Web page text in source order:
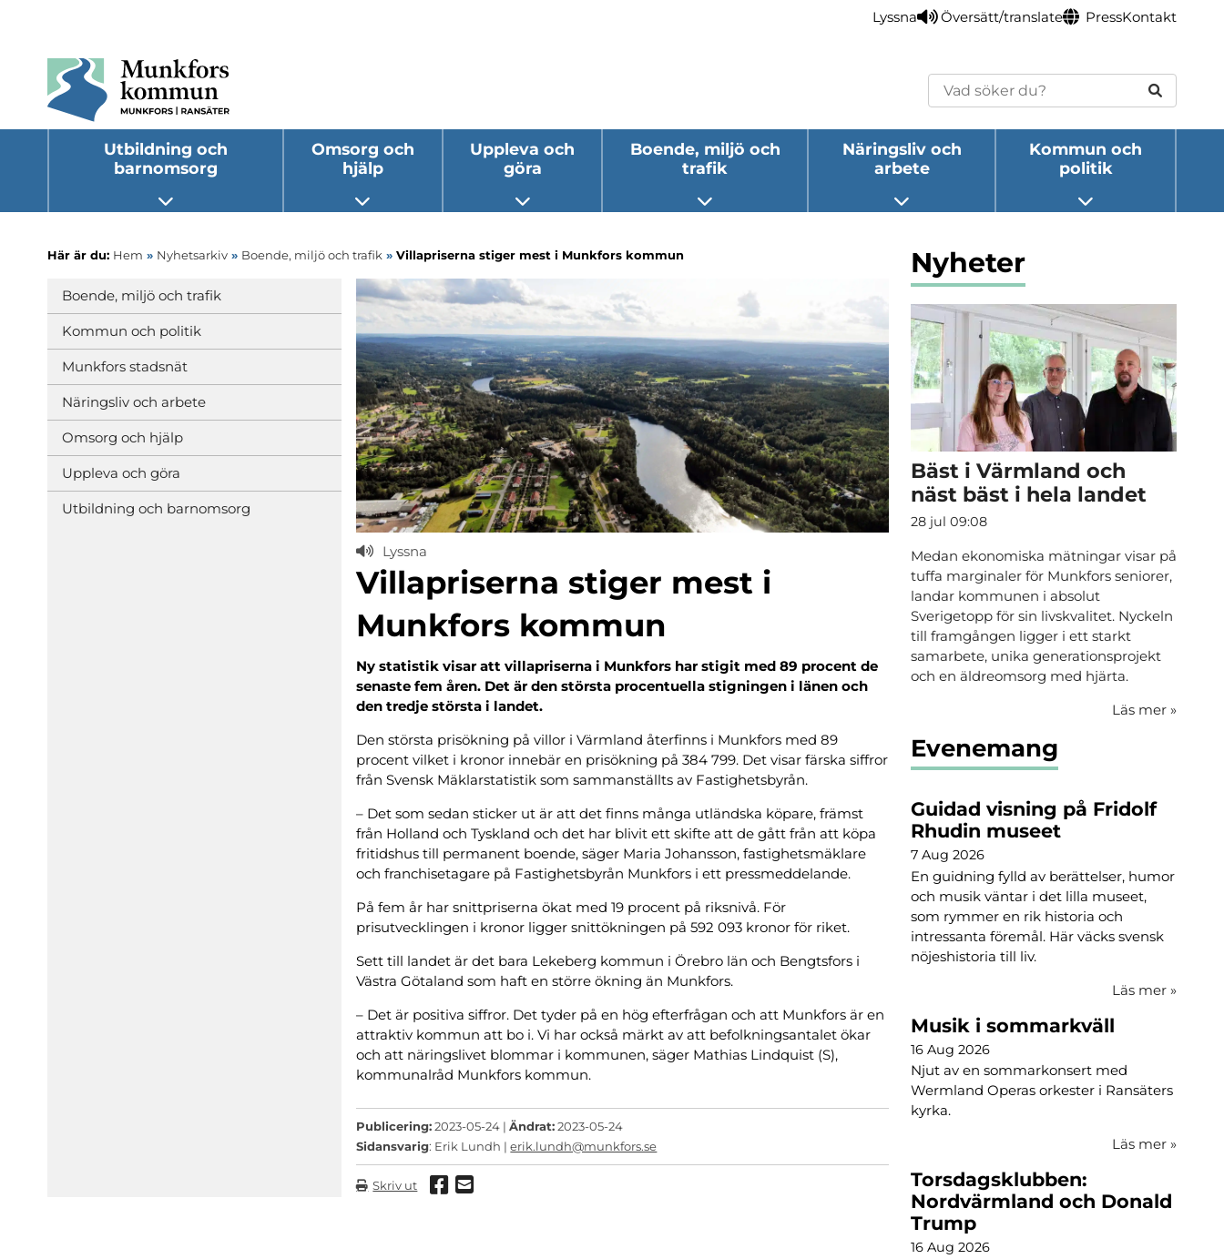
Lyssna Översätt/translate PressKontakt
Sök
Utbildning och
barnomsorg
Öppna undermeny
Omsorg och
hjälp
Öppna undermeny
Uppleva och
göra
Öppna undermeny
Boende, miljö och
trafik
Öppna undermeny
Näringsliv och
arbete
Öppna undermeny
Kommun och
politik
Öppna undermeny
Här är du: Hem » Nyhetsarkiv » Boende, miljö och trafik » Villapriserna stiger mest i Munkfors kommun
Boende, miljö och trafik
Kommun och politik
Munkfors stadsnät
Näringsliv och arbete
Omsorg och hjälp
Uppleva och göra
Utbildning och barnomsorg
Lyssna
Villapriserna stiger mest i
Munkfors kommun
Ny statistik visar att villapriserna i Munkfors har stigit med 89 procent de
senaste fem åren. Det är den största procentuella stigningen i länen och
den tredje största i landet.
Den största prisökning på villor i Värmland återfinns i Munkfors med 89
procent vilket i kronor innebär en prisökning på 384 799. Det visar färska siffror
från Svensk Mäklarstatistik som sammanställts av Fastighetsbyrån.
– Det som sedan sticker ut är att det finns många utländska köpare, främst
från Holland och Tyskland och det har blivit ett skifte att de gått från att köpa
fritidshus till permanent boende, säger Maria Johansson, fastighetsmäklare
och franchisetagare på Fastighetsbyrån Munkfors i ett pressmeddelande.
På fem år har snittpriserna ökat med 19 procent på riksnivå. För
prisutvecklingen i kronor ligger snittökningen på 592 093 kronor för riket.
Sett till landet är det bara Lekeberg kommun i Örebro län och Bengtsfors i
Västra Götaland som haft en större ökning än Munkfors.
– Det är positiva siffror. Det tyder på en hög efterfrågan och att Munkfors är en
attraktiv kommun att bo i. Vi har också märkt av att befolkningsantalet ökar
och att näringslivet blommar i kommunen, säger Mathias Lindquist (S),
kommunalråd Munkfors kommun.
Publicering:2023-05-24 |Ändrat:2023-05-24
Sidansvarig: Erik Lundh |erik.lundh@munkfors.se
Skriv ut Dela via Facebook
Dela via mail
Nyheter
Bäst i Värmland och
näst bäst i hela landet
28 jul 09:08
Medan ekonomiska mätningar visar på
tuffa marginaler för Munkfors seniorer,
landar kommunen i absolut
Sverigetopp för sin livskvalitet. Nyckeln
till framgången ligger i ett starkt
samarbete, unika generationsprojekt
och en äldreomsorg med hjärta.
Läs mer »
Evenemang
Guidad visning på Fridolf
Rhudin museet
7 Aug 2026
En guidning fylld av berättelser, humor
och musik väntar i det lilla museet,
som rymmer en rik historia och
intressanta föremål. Här väcks svensk
nöjeshistoria till liv.
Läs mer »
Musik i sommarkväll
16 Aug 2026
Njut av en sommarkonsert med
Wermland Operas orkester i Ransäters
kyrka.
Läs mer »
Torsdagsklubben:
Nordvärmland och Donald
Trump
16 Aug 2026